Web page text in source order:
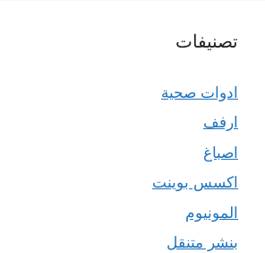
تصنيفات
ادوات صحية
ارفف
اصباغ
اكسس بوينت
المونيوم
بنشر متنقل